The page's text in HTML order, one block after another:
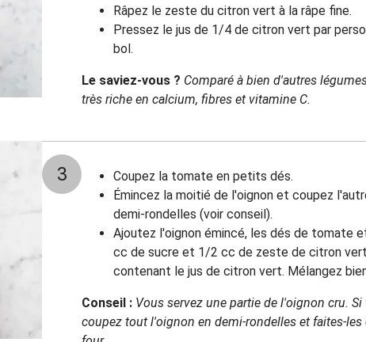
Râpez le zeste du citron vert à la râpe fine.
Pressez le jus de 1/4 de citron vert par
bol.
Le saviez-vous ? Comparé à bien d'autres
très riche en calcium, fibres et vitamine C.
3
Coupez la tomate en petits dés.
Émincez la moitié de l'oignon et coupez
demi-rondelles (voir conseil).
Ajoutez l'oignon émincé, les dés de tomate
cc de sucre et 1/2 cc de zeste de citron
contenant le jus de citron vert. Mélangez
Conseil : Vous servez une partie de l'oignon cru. Si
coupez tout l'oignon en demi-rondelles et faites-les